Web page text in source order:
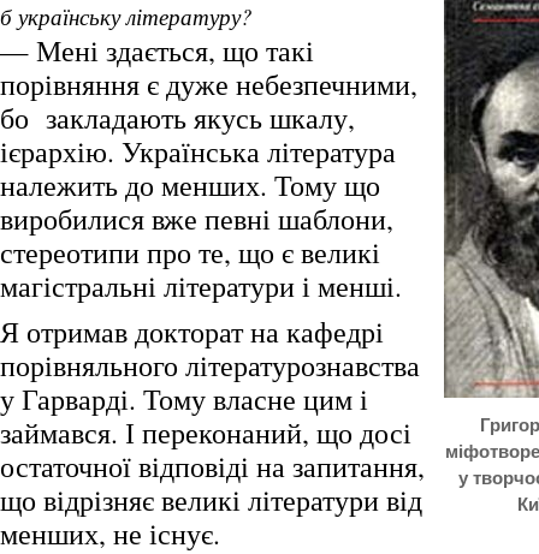
у
б українську літературу?
— Мені здається, що такі
порівняння є дуже небезпечними,
бо закладають якусь шкалу,
ієрархію. Українська література
належить до менших. Тому що
виробилися вже певні шаблони,
стереотипи про те, що є великі
магістральні літератури і менші.
Я отримав докторат на кафедрі
порівняльного літературознавства
у Гарварді. Тому власне цим і
займався. І переконаний, що досі
остаточної відповіді на запитання,
що відрізняє великі літератури від
менших, не існує.